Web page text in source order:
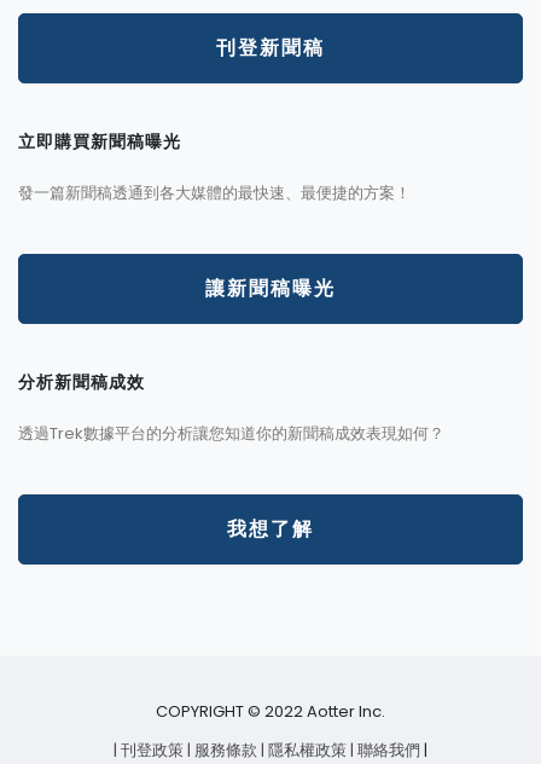
刊登新聞稿
立即購買新聞稿曝光
發一篇新聞稿透通到各大媒體的最快速、最便捷的方案！
讓新聞稿曝光
分析新聞稿成效
透過Trek數據平台的分析讓您知道你的新聞稿成效表現如何？
我想了解
COPYRIGHT © 2022 Aotter Inc.
| 刊登政策| 服務條款| 隱私權政策| 聯絡我們 |